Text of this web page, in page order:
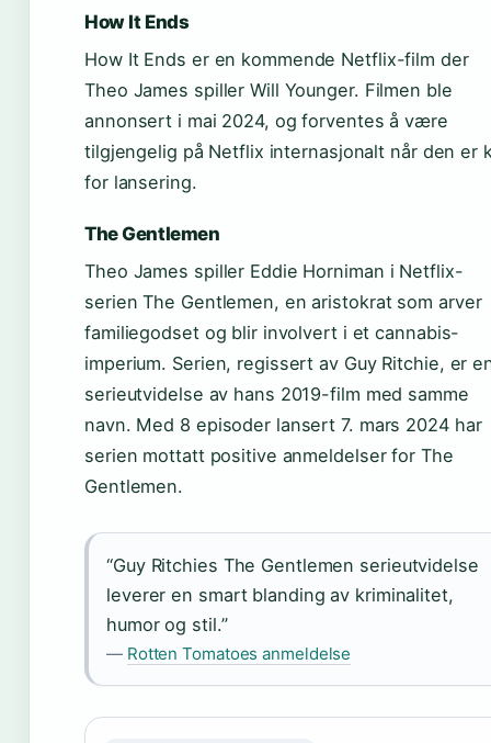
How It Ends
How It Ends er en kommende Netflix-film der
Theo James spiller Will Younger. Filmen ble
annonsert i mai 2024, og forventes å være
tilgjengelig på Netflix internasjonalt når den er
for lansering.
The Gentlemen
Theo James spiller Eddie Horniman i Netflix-
serien The Gentlemen, en aristokrat som arver
familiegodset og blir involvert i et cannabis-
imperium. Serien, regissert av Guy Ritchie, er
serieutvidelse av hans 2019-film med samme
navn. Med 8 episoder lansert 7. mars 2024 har
serien mottatt positive anmeldelser for The
Gentlemen.
“Guy Ritchies The Gentlemen serieutvidelse
leverer en smart blanding av kriminalitet,
humor og stil.”
— Rotten Tomatoes anmeldelse